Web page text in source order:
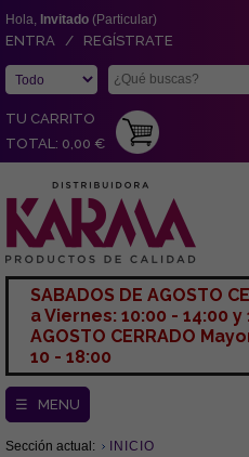
Hola, Invitado (Particular)
ENTRA / REGÍSTRATE
TU CARRITO
TOTAL: 0,00 €
SABADOS DE AGOSTO
a Viernes: 10:00 - 14:00 y
AGOSTO CERRADO
10 - 18:00
☰ MENU
Sección actual: INICIO